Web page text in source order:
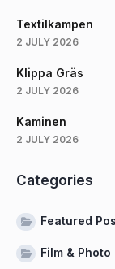
Textilkampen
2 JULY 2026
Klippa Gräs
2 JULY 2026
Kaminen
2 JULY 2026
Categories
Featured
Film & Photo